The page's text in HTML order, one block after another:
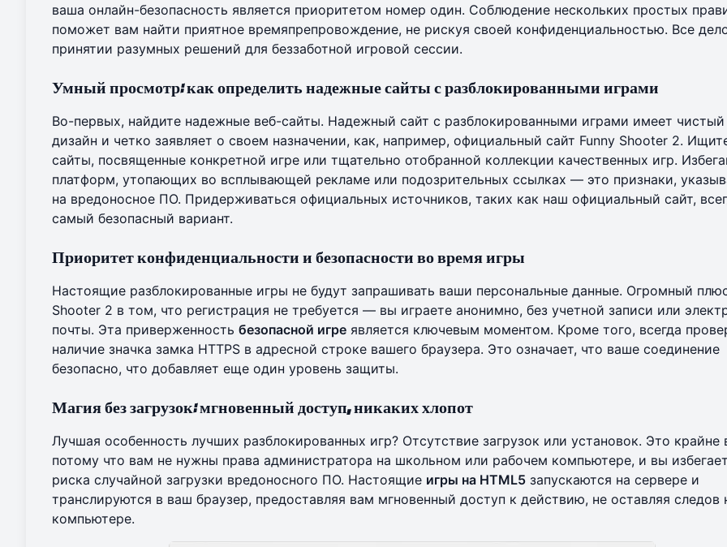
ваша онлайн-безопасность является приоритетом номер один. Соблюдение нескольких простых
поможет вам найти приятное времяпрепровождение, не рискуя своей конфиденциальностью. Все
принятии разумных решений для беззаботной игровой сессии.
Умный просмотр: как определить надежные сайты с разблокированными играми
Во-первых, найдите надежные веб-сайты. Надежный сайт с разблокированными играми имеет чистый
дизайн и четко заявляет о своем назначении, как, например, официальный сайт Funny Shooter 2.
сайты, посвященные конкретной игре или тщательно отобранной коллекции качественных игр.
платформ, утопающих во всплывающей рекламе или подозрительных ссылках — это признаки,
на вредоносное ПО. Придерживаться официальных источников, таких как наш официальный сайт,
самый безопасный вариант.
Приоритет конфиденциальности и безопасности во время игры
Настоящие разблокированные игры не будут запрашивать ваши персональные данные. Огромный
Shooter 2 в том, что регистрация не требуется — вы играете анонимно, без учетной записи или
почты. Эта приверженность безопасной игре является ключевым моментом. Кроме того, всегда
наличие значка замка HTTPS в адресной строке вашего браузера. Это означает, что ваше соединение
безопасно, что добавляет еще один уровень защиты.
Магия без загрузок: мгновенный доступ, никаких хлопот
Лучшая особенность лучших разблокированных игр? Отсутствие загрузок или установок. Это крайне
потому что вам не нужны права администратора на школьном или рабочем компьютере, и вы
риска случайной загрузки вредоносного ПО. Настоящие игры на HTML5 запускаются на сервере и
транслируются в ваш браузер, предоставляя вам мгновенный доступ к действию, не оставляя следов
компьютере.